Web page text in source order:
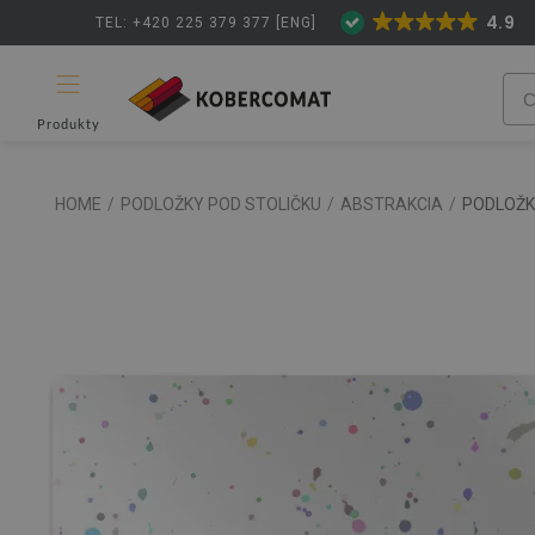
TEL: +420 225 379 377 [ENG] 4.9
Produkty
HOME / PODLOŽKY POD STOLIČKU / ABSTRAKCIA /